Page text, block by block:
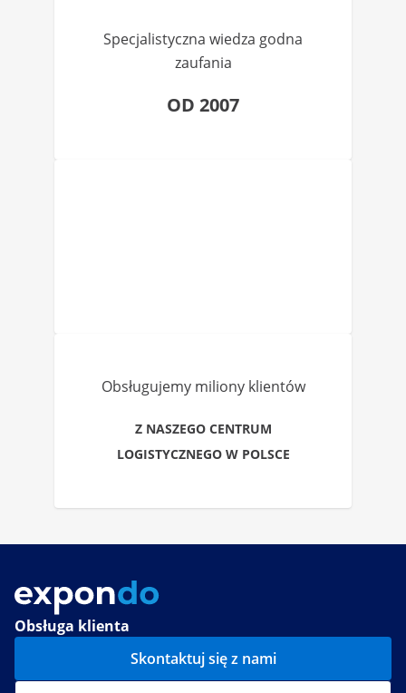
Specjalistyczna wiedza godna
zaufania
OD 2007
Obsługujemy miliony klientów
Z NASZEGO CENTRUM
LOGISTYCZNEGO W POLSCE
Obsługa klienta
Skontaktuj się z nami